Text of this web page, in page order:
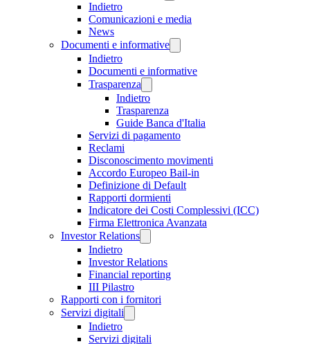
Indietro
Comunicazioni e media
News
Documenti e informative
Indietro
Documenti e informative
Trasparenza
Indietro
Trasparenza
Guide Banca d'Italia
Servizi di pagamento
Reclami
Disconoscimento movimenti
Accordo Europeo Bail-in
Definizione di Default
Rapporti dormienti
Indicatore dei Costi Complessivi (ICC)
Firma Elettronica Avanzata
Investor Relations
Indietro
Investor Relations
Financial reporting
III Pilastro
Rapporti con i fornitori
Servizi digitali
Indietro
Servizi digitali